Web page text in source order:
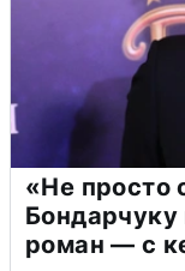
«Не просто
роман — с